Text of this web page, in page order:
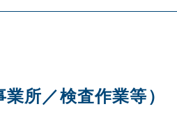
所／検査作業等）